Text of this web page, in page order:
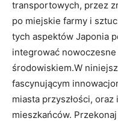
transportowych, przez
po miejskie farmy i
tych aspektów Japonia
integrować
środowiskiem.W
fascynującym
miasta przyszłości,
mieszkańców.